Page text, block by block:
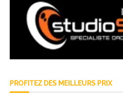
PROFITEZ DES MEILLEURS PRIX